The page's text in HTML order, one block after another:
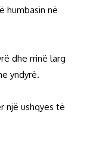
humbasin në
dhe rrinë larg
yndyrë.
një ushqyes të